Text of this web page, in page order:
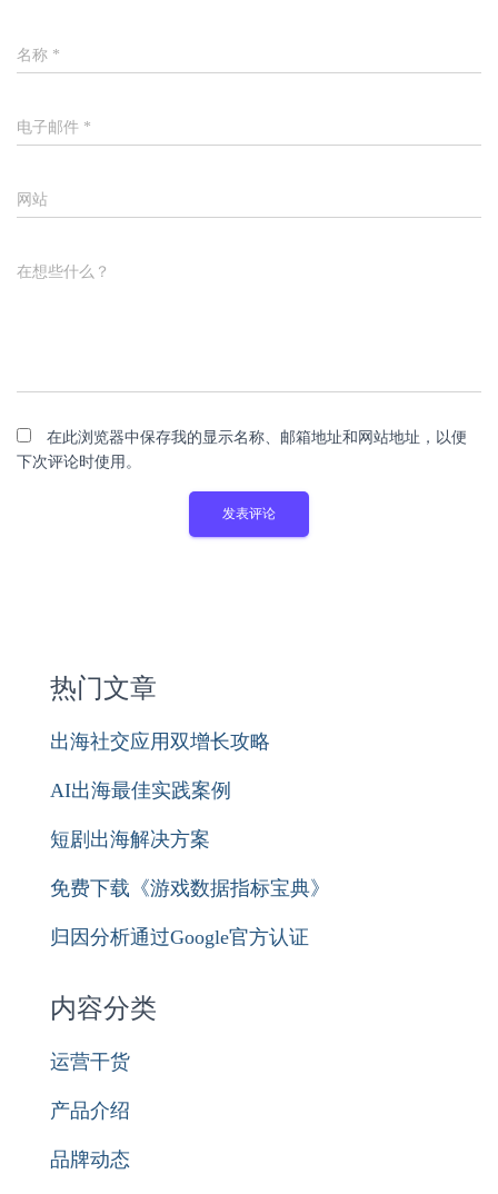
名称 *
电子邮件 *
网站
在想些什么？
在此浏览器中保存我的显示名称、邮箱地址和网站地址，以便
下次评论时使用。
热门文章
出海社交应用双增长攻略
AI出海最佳实践案例
短剧出海解决方案
免费下载《游戏数据指标宝典》
归因分析通过Google官方认证
内容分类
运营干货
产品介绍
品牌动态